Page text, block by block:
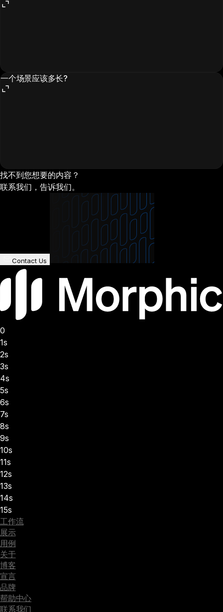
一个场景应该多长?
找不到您想要的内容？
联系我们，告诉我们。
Contact Us
0
1s
2s
3s
4s
5s
6s
7s
8s
9s
10s
11s
12s
13s
14s
15s
工作流
展示
用例
关于
博客
宣言
品牌
帮助中心
联系我们